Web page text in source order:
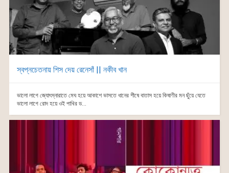
স্বপ্নচেতনায় শিস দেয় রেনেসাঁ || নকীব খান
ভালো লাগে জ্যোৎস্নারাতে মেঘ হয়ে আকাশে ভাসতে ধানের শীষে বাতাস হয়ে কিষাণীর মন ছুঁয়ে যেতে
ভালো লাগে রোদ হয়ে ওই পাখির ড...